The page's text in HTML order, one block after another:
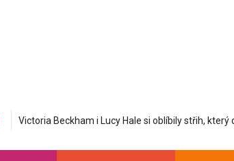
Mastná nerovná se hydratovaná: Korejská